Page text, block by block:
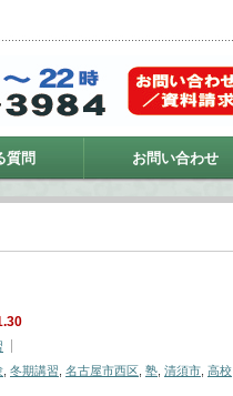
質問 お問い合わせ
冬期講習 名古屋市西区 塾 清須市 高校